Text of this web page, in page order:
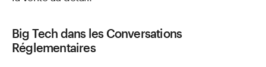
Big Tech dans les Conversations
Réglementaires